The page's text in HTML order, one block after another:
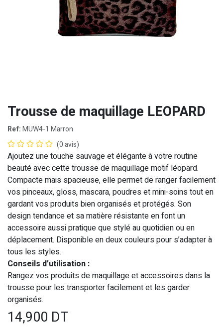
Trousse de maquillage LEOPARD
Ref:MUW4-1 Marron
(0 avis)
Ajoutez une touche sauvage et élégante à votre routine
beauté avec cette trousse de maquillage motif léopard.
Compacte mais spacieuse, elle permet de ranger facilement
vos pinceaux, gloss, mascara, poudres et mini-soins tout en
gardant vos produits bien organisés et protégés. Son
design tendance et sa matière résistante en font un
accessoire aussi pratique que stylé au quotidien ou en
déplacement. Disponible en deux couleurs pour s’adapter à
tous les styles.
Conseils d’utilisation :
Rangez vos produits de maquillage et accessoires dans la
trousse pour les transporter facilement et les garder
organisés.
14,900 DT